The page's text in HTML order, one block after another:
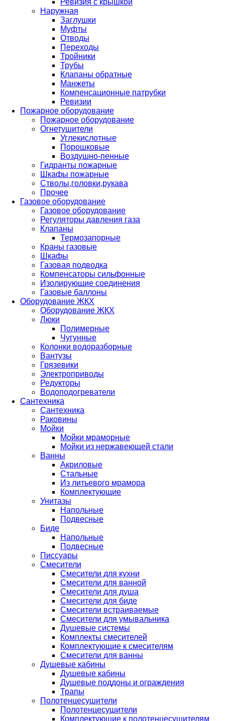
Ревизия с крышкой
Наружная
Заглушки
Муфты
Отводы
Переходы
Тройники
Трубы
Клапаны обратные
Манжеты
Компенсационные патрубки
Ревизии
Пожарное оборудование
Пожарное оборудование
Огнетушители
Углекислотные
Порошковые
Воздушно-пенные
Гидранты пожарные
Шкафы пожарные
Стволы,головки,рукава
Прочее
Газовое оборудование
Газовое оборудование
Регуляторы давления газа
Клапаны
Термозапорные
Краны газовые
Шкафы
Газовая подводка
Компенсаторы сильфонные
Изолирующие соединения
Газовые баллоны
Оборудование ЖКХ
Оборудование ЖКХ
Люки
Полимерные
Чугунные
Колонки водоразборные
Вантузы
Грязевики
Электроприводы
Редукторы
Водоподогреватели
Сантехника
Сантехника
Раковины
Мойки
Мойки мраморные
Мойки из нержавеющей стали
Ванны
Акриловые
Стальные
Из литьевого мрамора
Комплектующие
Унитазы
Напольные
Подвесные
Биде
Напольные
Подвесные
Писсуары
Смесители
Смесители для кухни
Смесители для ванной
Смесители для душа
Смесители для биде
Смесители встраиваемые
Смесители для умывальника
Душевые системы
Комплекты смесителей
Комплектующие к смесителям
Смесители для ванны
Душевые кабины
Душевые кабины
Душевые поддоны и ограждения
Трапы
Полотенцесушители
Полотенцесушители
Комплектующие к полотенцесушителям